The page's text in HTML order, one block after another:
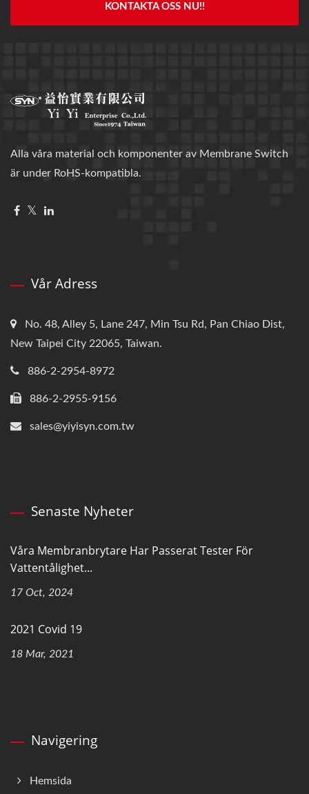
KONTAKTA OSS NU!!
Alla våra material och komponenter av Membrane Switch
är under RoHS-kompatibla.
Vår Adress
No. 48, Alley 5, Lane 247, Min Tsu Rd, Pan Chiao Dist,
New Taipei City 22065, Taiwan.
886-2-2954-8972
886-2-2955-9156
sales@yiyisyn.com.tw
Senaste Nyheter
Våra Membranbrytare Har Passerat Tester För
Vattentålighet...
17 Oct, 2024
2021 Covid 19
18 Mar, 2021
Navigering
Hemsida